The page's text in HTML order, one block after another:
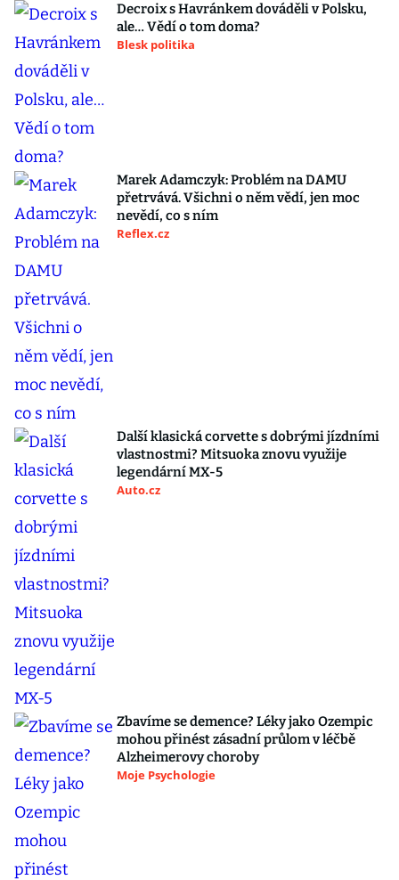
Decroix s Havránkem dováděli v Polsku,
ale… Vědí o tom doma?
Blesk politika
Marek Adamczyk: Problém na DAMU
přetrvává. Všichni o něm vědí, jen moc
nevědí, co s ním
Reflex.cz
Další klasická corvette s dobrými jízdními
vlastnostmi? Mitsuoka znovu využije
legendární MX-5
Auto.cz
Zbavíme se demence? Léky jako Ozempic
mohou přinést zásadní průlom v léčbě
Alzheimerovy choroby
Moje Psychologie